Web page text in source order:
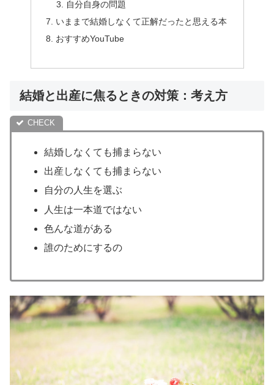
自分自身の問題
いままで結婚しなくて正解だったと思える本
おすすめYouTube
結婚と出産に焦るときの対策：考え方
結婚しなくても捕まらない
出産しなくても捕まらない
自分の人生を選ぶ
人生は一本道ではない
色んな道がある
誰のためにするの